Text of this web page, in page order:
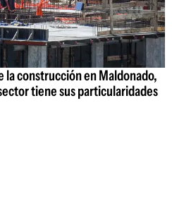
la construcción en Maldonado,
tiene sus particularidades